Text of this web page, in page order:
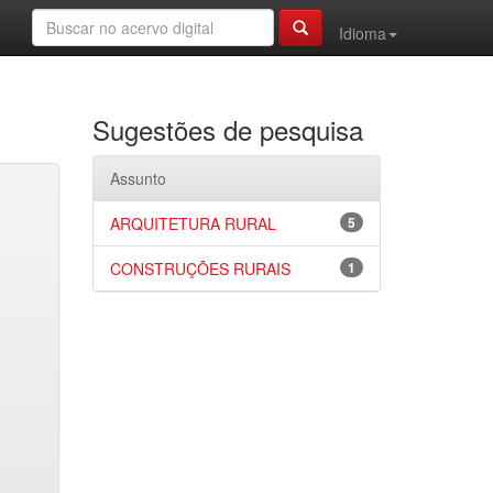
Idioma
Sugestões de pesquisa
Assunto
5
ARQUITETURA RURAL
1
CONSTRUÇÕES RURAIS